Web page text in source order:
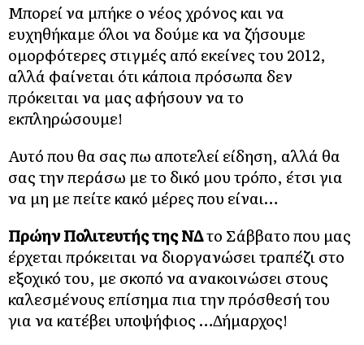
Μπορεί να μπήκε ο νέος χρόνος και να
ευχηθήκαμε όλοι να δούμε κα να ζήσουμε
ομορφότερες στιγμές από εκείνες του 2012,
αλλά φαίνεται ότι κάποια πρόσωπα δεν
πρόκειται να μας αφήσουν να το
εκπληρώσουμε!
Αυτό που θα σας πω αποτελεί είδηση, αλλά θα
σας την περάσω με το δικό μου τρόπο, έτσι για
να μη με πείτε κακό μέρες που είναι…
Πρώην Πολιτευτής της ΝΔτο Σάββατο που μας
έρχεται πρόκειται να διοργανώσει τραπέζι στο
εξοχικό του, με σκοπό να ανακοινώσει στους
καλεσμένους επίσημα πια την πρόσθεσή του
για να κατέβει υποψήφιος …Δήμαρχος!